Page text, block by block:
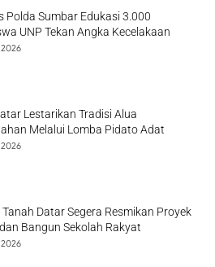
Polda Sumbar Edukasi 3.000
UNP Tekan Angka Kecelakaan
Lestarikan Tradisi Alua
Melalui Lomba Pidato Adat
Datar Segera Resmikan Proyek
Bangun Sekolah Rakyat